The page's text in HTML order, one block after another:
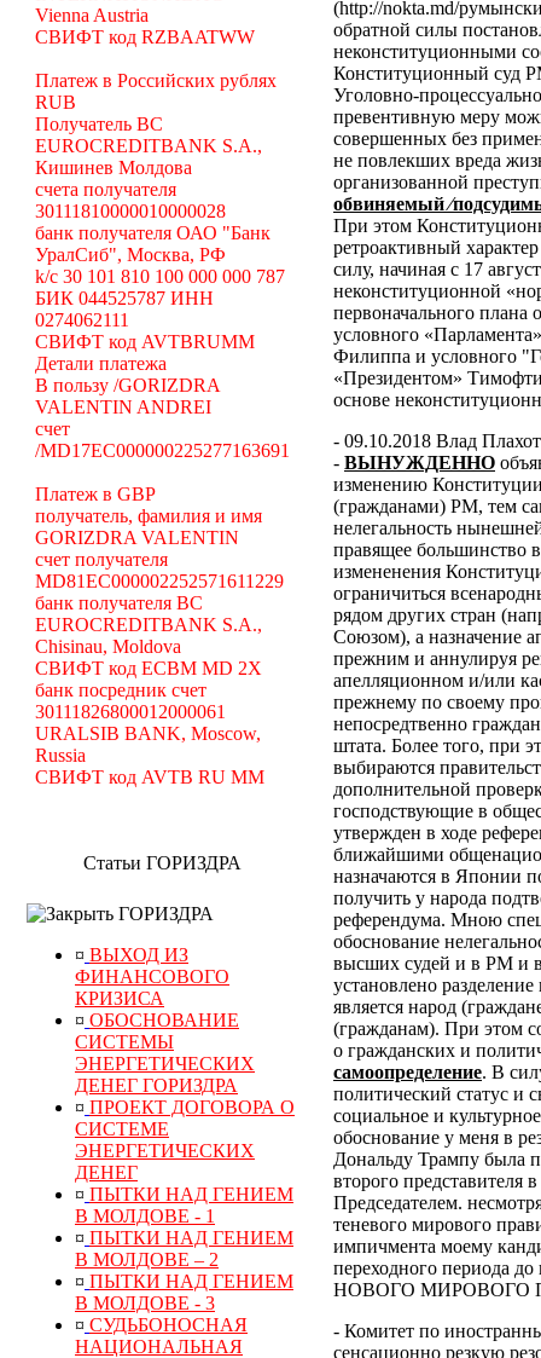
Vienna Austria
СВИФТ код RZBAATWW
Платеж в Российских рублях
RUB
Получатель BC
EUROCREDITBANK S.A.,
Кишинев Молдова
счета получателя
30111810000010000028
банк получателя ОАО "Банк
УралСиб", Москва, РФ
k/c 30 101 810 100 000 000 787
БИК 044525787 ИНН
0274062111
СВИФТ код AVTBRUMM
Детали платежа
В пользу /GORIZDRA
VALENTIN ANDREI
счет
/MD17EC000000225277163691
Платеж в GBP
получатель, фамилия и имя
GORIZDRA VALENTIN
счет получателя
MD81EC000002252571611229
банк получателя BC
EUROCREDITBANK S.A.,
Chisinau, Moldova
СВИФТ код ECBM MD 2X
банк посредник счет
30111826800012000061
URALSIB BANK, Moscow,
Russia
СВИФТ код AVTB RU MM
Статьи ГОРИЗДРА
ГОРИЗДРА
¤ ВЫХОД ИЗ
ФИНАНСОВОГО
КРИЗИСА
¤ ОБОСНОВАНИЕ
СИСТЕМЫ
ЭНЕРГЕТИЧЕСКИХ
ДЕНЕГ ГОРИЗДРА
¤ ПРОЕКТ ДОГОВОРА О
СИСТЕМЕ
ЭНЕРГЕТИЧЕСКИХ
ДЕНЕГ
¤ ПЫТКИ НАД ГЕНИЕМ
В МОЛДОВЕ - 1
¤ ПЫТКИ НАД ГЕНИЕМ
В МОЛДОВЕ – 2
¤ ПЫТКИ НАД ГЕНИЕМ
В МОЛДОВЕ - 3
¤ СУДЬБОНОСНАЯ
НАЦИОНАЛЬНАЯ
(http://nokta.md/
обратной силы
неконституционными
Конституционный суд
Уголовно-
превентивную меру
совершенных без
не повлекших вреда
организованной
обвиняемый
При этом
ретроактивный
силу, начиная с 17
неконституционной
первоначального плана
условного
Филиппа и условного
«Президентом»
основе
- 09.10.2018 Влад
- ВЫНУЖДЕННО
изменению
(гражданами) РМ, тем
нелегальность
правящее большинство
измененения
ограничиться
рядом других стран
Союзом), а назначение
прежним и аннулируя
апелляционном и/или
прежнему по своему
непосредтвенно
штата. Более того, при
выбираются
дополнительной
господствующие в
утвержден в ходе
ближайшими
назначаются в Японии
получить у народа
референдума. Мною
обоснование
высших судей и в РМ и
установлено
является народ
(гражданам). При этом
о гражданских и
самоопределение. В
политический статус и
социальное и
обоснование у меня в
Дональду Трампу была
второго представителя
Председателем.
теневого мирового
импичмента моему
переходного
НОВОГО МИРОВОГО
- Комитет по
сенсационно резкую